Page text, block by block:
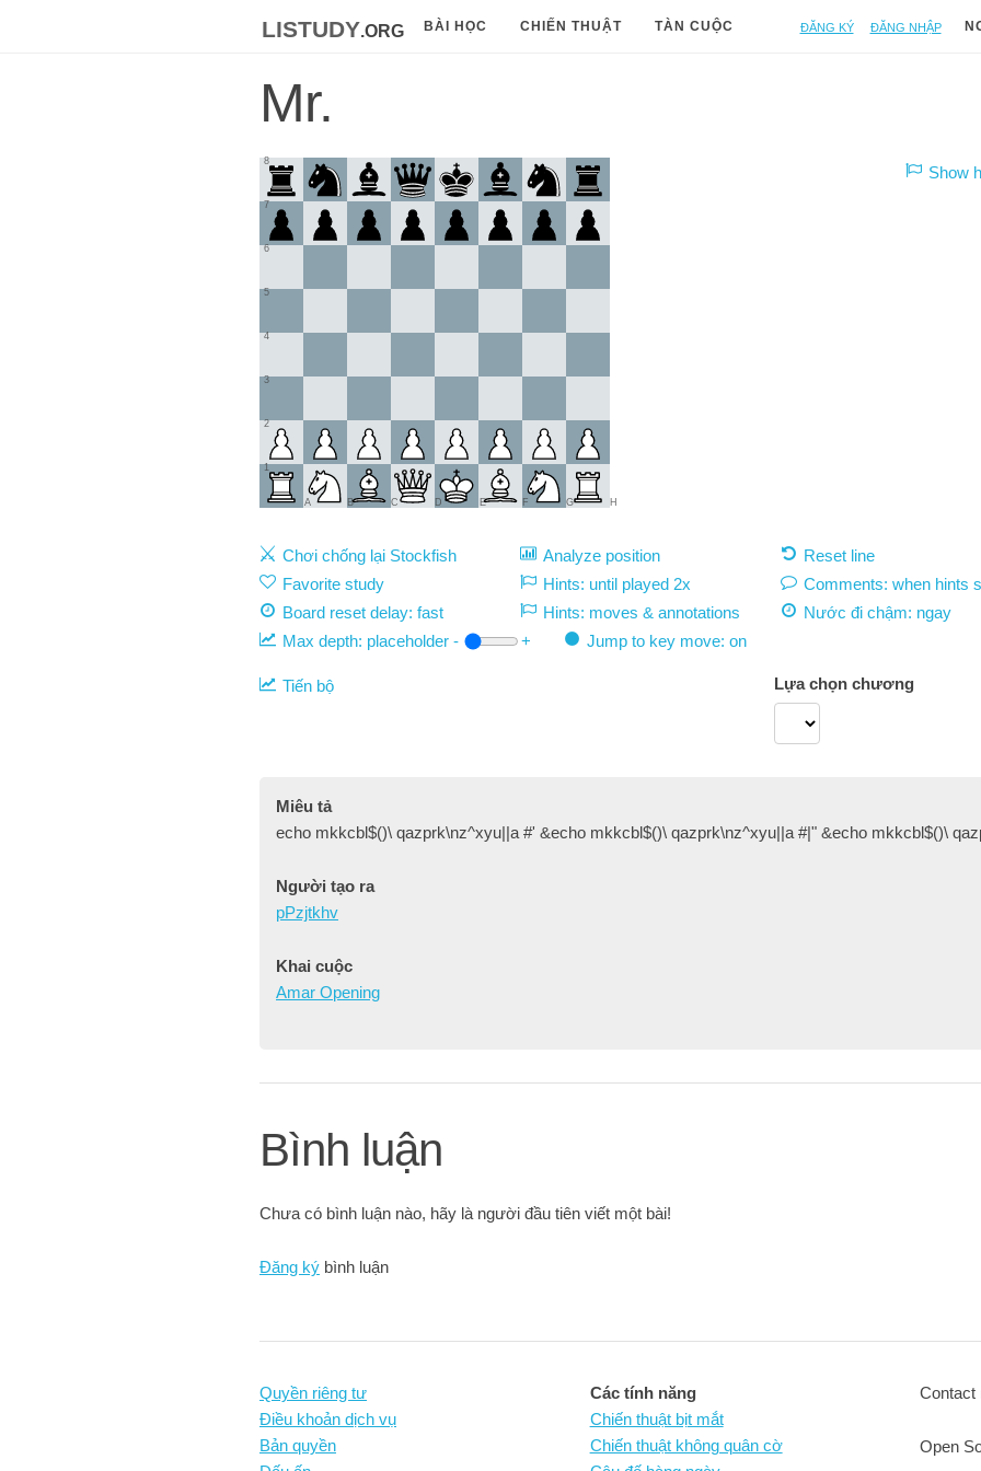
listudy.org BÀI HỌC CHIẾN THUẬT TÀN CUỘC Đăng ký Đăng nhập
Mr.
1
2
3
4
5
6
7
8
A B C D E F G H
Show
Chơi chống lại Stockfish Analyze position
Reset line
Favorite study
Hints: until played 2x
Comments: when hints
Board reset delay: fast
Hints: moves & annotations Nước đi chậm: ngay
Max depth: placeholder - + Jump to key move: on
Tiến bộ Lựa chọn chương
Miêu tả
echo mkkcbl$()\ qazprk\nz^xyu||a #' &echo mkkcbl$()\ qazprk\nz^xyu||a #|" &echo mkkcbl$()\
Người tạo ra
pPzjtkhv
Khai cuộc
Amar Opening
Bình luận
Chưa có bình luận nào, hãy là người đầu tiên viết một bài!
Đăng ký bình luận
Quyền riêng tư
Điều khoản dịch vụ
Bản quyền
Các tính năng
Chiến thuật bịt mắt
Chiến thuật không quân cờ
Contact
Open